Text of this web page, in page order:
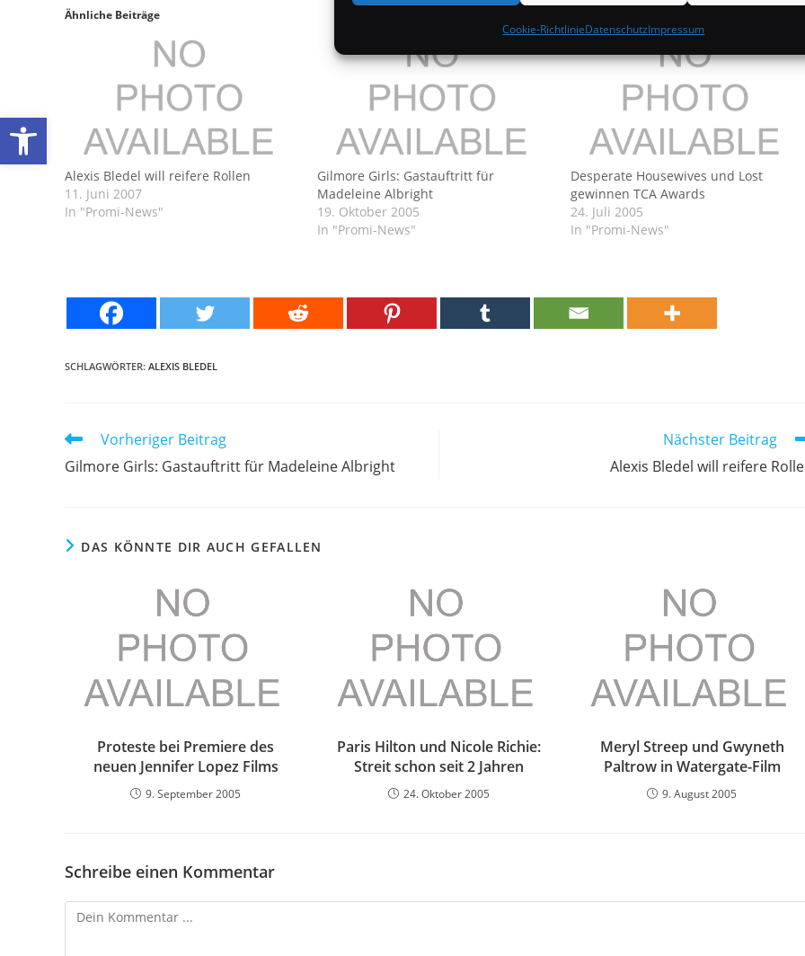
Werkzeugleiste öffnen
Cookie-RichtlinieDatenschutzImpressum
Ähnliche Beiträge
Alexis Bledel will reifere Rollen
11. Juni 2007
In "Promi-News"
Gilmore Girls: Gastauftritt für
Madeleine Albright
19. Oktober 2005
In "Promi-News"
Desperate Housewives und Lost
gewinnen TCA Awards
24. Juli 2005
In "Promi-News"
SCHLAGWÖRTER: ALEXIS BLEDEL
Weitere
ansehen
Vorheriger Beitrag
Gilmore Girls: Gastauftritt für Madeleine Albright
Nächster Beitrag
Alexis Bledel will reifere
DAS KÖNNTE DIR AUCH GEFALLEN
Proteste bei Premiere des
neuen Jennifer Lopez Films
9. September 2005
Paris Hilton und Nicole Richie:
Streit schon seit 2 Jahren
24. Oktober 2005
Meryl Streep und Gwyneth
Paltrow in Watergate-Film
9. August 2005
Schreibe einen Kommentar
Kommentieren